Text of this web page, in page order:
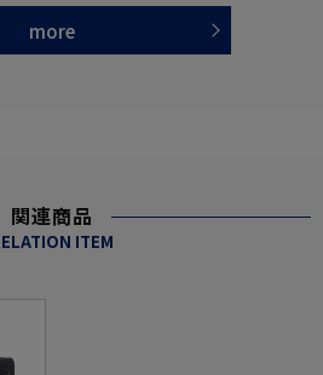
more
関連商品
ITEM